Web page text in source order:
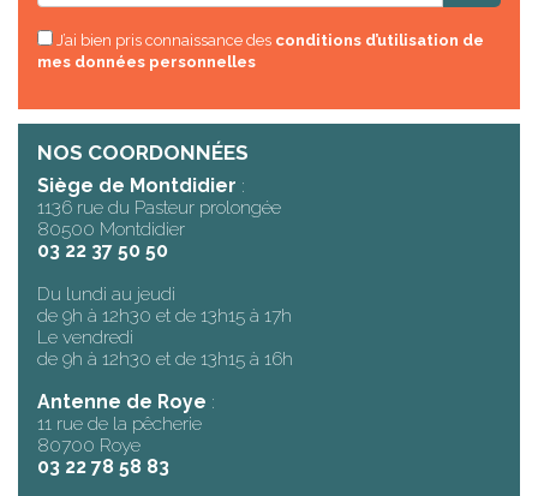
J’ai bien pris connaissance des conditions d’utilisation de
mes données personnelles
NOS COORDONNÉES
Siège de Montdidier :
1136 rue du Pasteur prolongée
80500 Montdidier
03 22 37 50 50
Du lundi au jeudi
de 9h à 12h30 et de 13h15 à 17h
Le vendredi
de 9h à 12h30 et de 13h15 à 16h
Antenne de Roye :
11 rue de la pêcherie
80700 Roye
03 22 78 58 83